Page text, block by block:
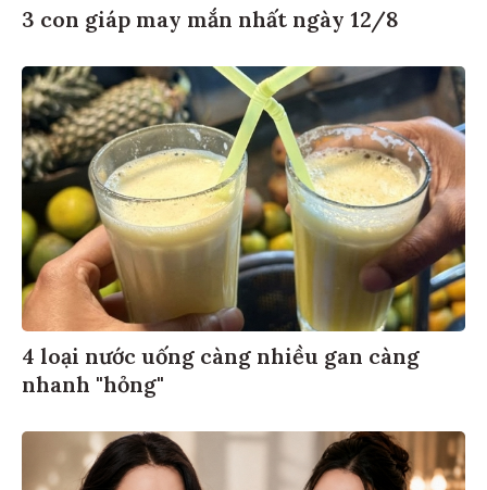
3 con giáp may mắn nhất ngày 12/8
4 loại nước uống càng nhiều gan càng
nhanh "hỏng"